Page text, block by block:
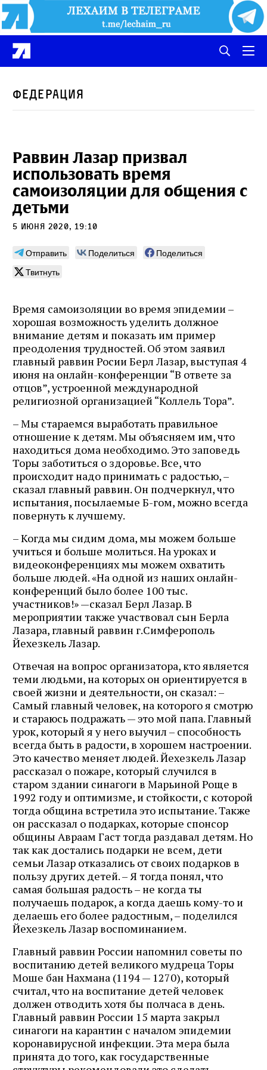
Федерация
Раввин Лазар призвал
использовать время
самоизоляции для общения с
детьми
5 июня 2020, 19:10
Отправить Поделиться
Поделиться
Твитнуть
Время самоизоляции во время эпидемии –
хорошая возможность уделить должное
внимание детям и показать им пример
преодоления трудностей. Об этом заявил
главный раввин Росии Берл Лазар, выступая 4
июня на онлайн-конференции “В ответе за
отцов”, устроенной международной
религиозной организацией “Коллель Тора”.
– Мы стараемся выработать правильное
отношение к детям. Мы объясняем им, что
находиться дома необходимо. Это заповедь
Торы заботиться о здоровье. Все, что
происходит надо принимать с радостью, –
сказал главный раввин. Он подчеркнул, что
испытания, посылаемые Б-гом, можно всегда
повернуть к лучшему.
– Когда мы сидим дома, мы можем больше
учиться и больше молиться. На уроках и
видеоконференциях мы можем охватить
больше людей. «На одной из наших онлайн-
конференций было более 100 тыс.
участников!» —сказал Берл Лазар. В
мероприятии также участвовал сын Берла
Лазара, главный раввин г.Симферополь
Йехезкель Лазар.
Отвечая на вопрос организатора, кто является
теми людьми, на которых он ориентируется в
своей жизни и деятельности, он сказал: –
Самый главный человек, на которого я смотрю
и стараюсь подражать — это мой папа. Главный
урок, который я у него выучил – способность
всегда быть в радости, в хорошем настроении.
Это качество меняет людей. Йехезкель Лазар
рассказал о пожаре, который случился в
старом здании синагоги в Марьиной Роще в
1992 году и оптимизме, и стойкости, с которой
тогда община встретила это испытание. Также
он рассказал о подарках, которые спонсор
общины Авраам Гаст тогда раздавал детям. Но
так как достались подарки не всем, дети
семьи Лазар отказались от своих подарков в
пользу других детей. – Я тогда понял, что
самая большая радость – не когда ты
получаешь подарок, а когда даешь кому-то и
делаешь его более радостным, – поделился
Йехезкель Лазар воспоминанием.
Главный раввин России напомнил советы по
воспитанию детей великого мудреца Торы
Моше бан Нахмана (1194 — 1270), который
считал, что на воспитание детей человек
должен отводить хотя бы полчаса в день.
Главный раввин России 15 марта закрыл
синагоги на карантин с началом эпидемии
коронавирусной инфекции. Эта мера была
принята до того, как государственные